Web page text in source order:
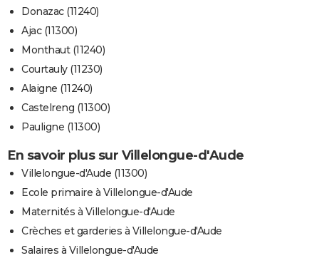
Donazac (11240)
Ajac (11300)
Monthaut (11240)
Courtauly (11230)
Alaigne (11240)
Castelreng (11300)
Pauligne (11300)
En savoir plus sur Villelongue-d'Aude
Villelongue-d'Aude (11300)
Ecole primaire à Villelongue-d'Aude
Maternités à Villelongue-d'Aude
Crèches et garderies à Villelongue-d'Aude
Salaires à Villelongue-d'Aude